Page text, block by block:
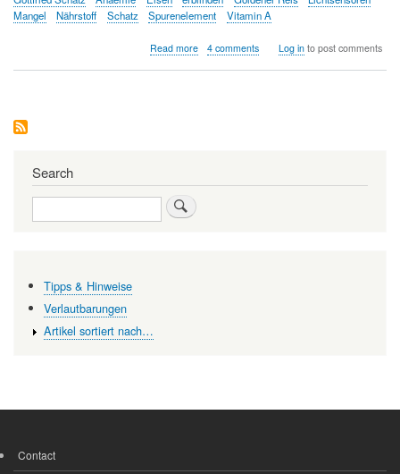
Mangel
Nährstoff Schatz Spurenelement Vitamin A
Read moreabout
4 comments Log into post comments
Search
Search
Tipps & Hinweise
Verlautbarungen
Artikel sortiert nach…
FOOTER
Contact